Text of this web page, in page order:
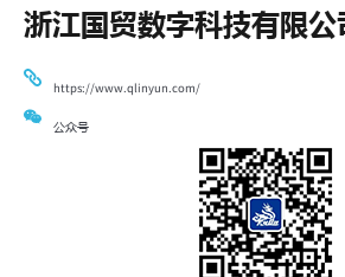
以下入驻材料，能更顺利地完成注册与下店：
身份证件
手机号码及其话费月账单发票
服务商收款账户
服务商签订的协议履行确认书
法定代表人手机号进行账户注册
浙江国贸数字科技有限公
https://www.qlinyun.com/
公众号